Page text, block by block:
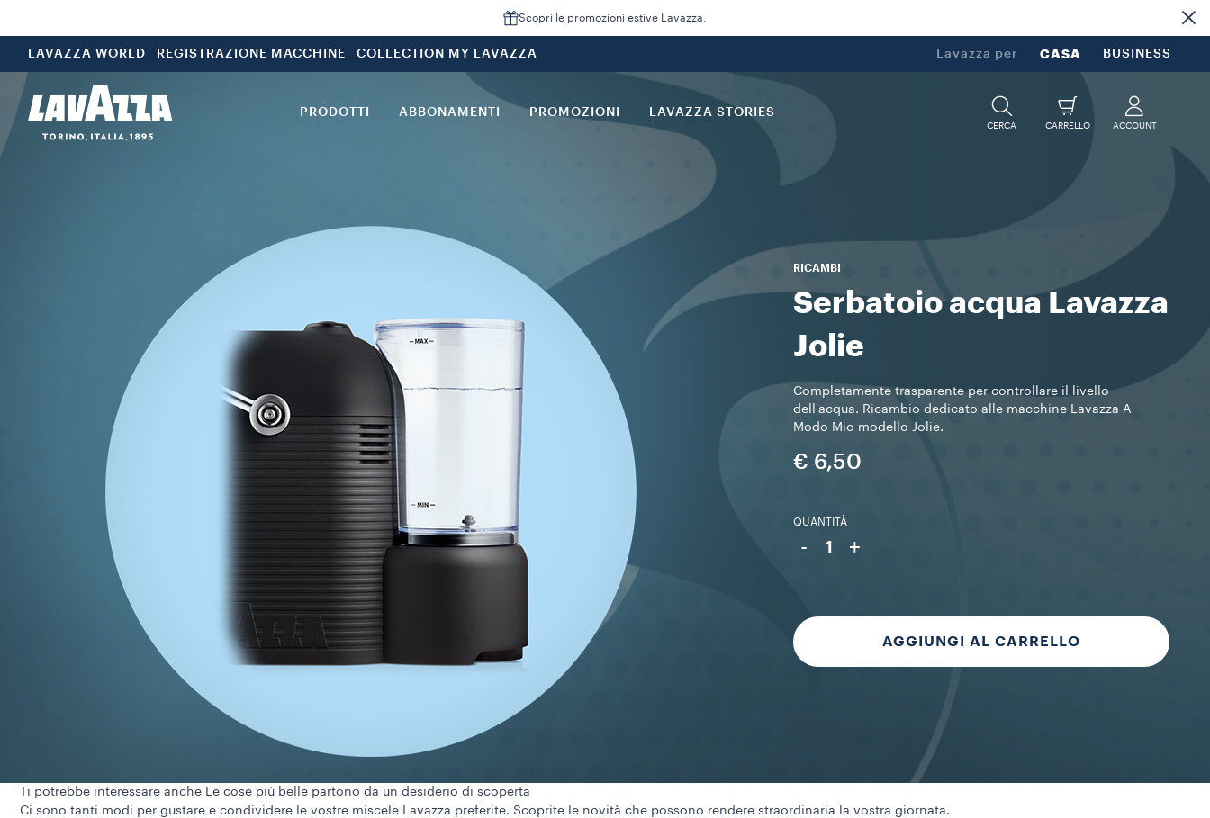
Scopri le promozioni estive Lavazza.
LAVAZZA WORLD REGISTRAZIONE MACCHINE COLLECTION MY LAVAZZA Lavazza per CASA BUSINESS
PRODOTTI ABBONAMENTI PROMOZIONI LAVAZZA STORIES
CERCA CARRELLO ACCOUNT
RICAMBI
Serbatoio acqua Lavazza
Jolie
Completamente trasparente per controllare il livello
dell'acqua. Ricambio dedicato alle macchine Lavazza A
Modo Mio modello Jolie.
€ 6,50
QUANTITÀ
- 1 +
AGGIUNGI AL CARRELLO
Ti potrebbe interessare anche Le cose più belle partono da un desiderio di scoperta
Ci sono tanti modi per gustare e condividere le vostre miscele Lavazza preferite. Scoprite le novità che possono rendere straordinaria la vostra giornata.